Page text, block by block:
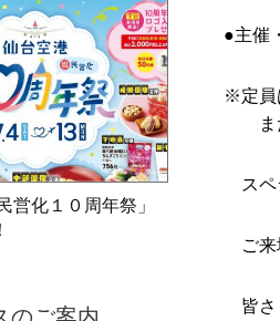
●主催
※定員
また
スペ
ご来
皆さ
営化１０周年祭」